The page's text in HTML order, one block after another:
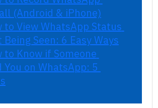
(Android & iPhone)
to View WhatsApp Status
Seen: 6 Easy Ways
to Know if Someone
You on WhatsApp: 5